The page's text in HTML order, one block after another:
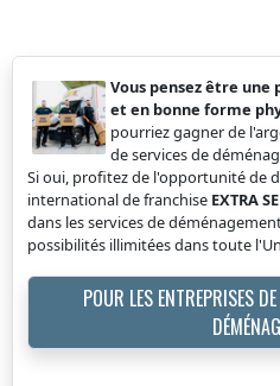
Vous pensez être
et en bonne forme
pourriez gagner de
de services de
Si oui, profitez de l'opportunité de
international de franchise EXTRA
dans les services de
possibilités illimitées dans toute
POUR LES ENTREPRISES